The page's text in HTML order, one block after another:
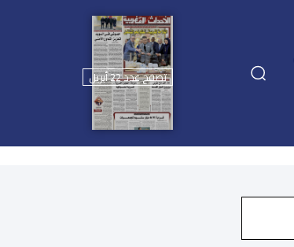
تصفح عدد 22 أبريل